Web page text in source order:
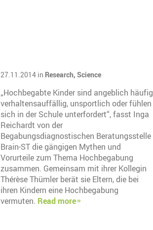
27.11.2014 in Research, Science
„Hochbegabte Kinder sind angeblich häufig
verhaltensauffällig, unsportlich oder fühlen
sich in der Schule unterfordert“, fasst Inga
Reichardt von der
Begabungsdiagnostischen Beratungsstelle
Brain-ST die gängigen Mythen und
Vorurteile zum Thema Hochbegabung
zusammen. Gemeinsam mit ihrer Kollegin
Thérèse Thümler berät sie Eltern, die bei
ihren Kindern eine Hochbegabung
vermuten. Read more